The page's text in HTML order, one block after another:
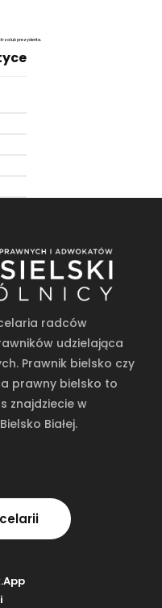
lub prezydenta.
radców
udzielająca
Prawnik bielsko czy
prawny bielsko to
znajdziecie w
Białej.